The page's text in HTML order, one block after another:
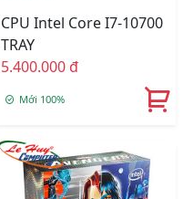
CPU Intel Core I7-10700
TRAY
5.400.000 đ
Mới 100%